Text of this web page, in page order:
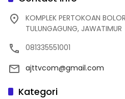
KOMPLEK PERTOKOAN
TULUNGAGUNG, JAWATIMUR
081335551001
ajttvcom@gmail.com
Kategori